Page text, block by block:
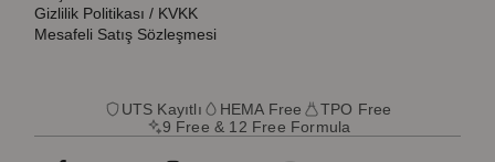
Gizlilik Politikası / KVKK
Mesafeli Satış Sözleşmesi
UTS Kayıtlı HEMA Free
TPO Free
9 Free & 12 Free Formula